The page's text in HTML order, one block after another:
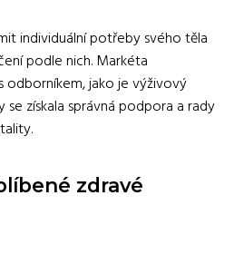
individuální potřeby svého těla
podle nich. Markéta
jako je výživový
získala správná podpora a rady
zdravé